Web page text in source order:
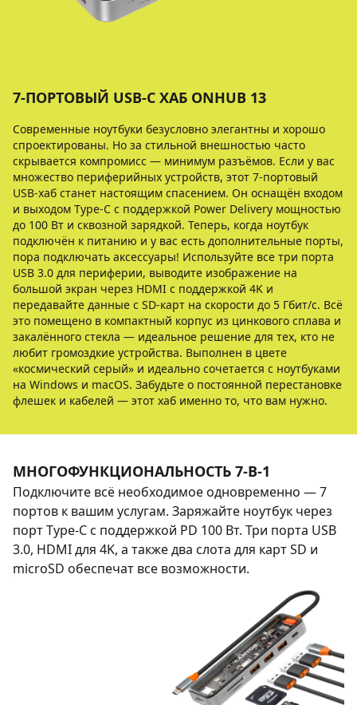
7-ПОРТОВЫЙ USB-C ХАБ ONHUB 13
Современные ноутбуки безусловно элегантны и хорошо
спроектированы. Но за стильной внешностью часто
скрывается компромисс — минимум разъёмов. Если у вас
множество периферийных устройств, этот 7-портовый
USB-хаб станет настоящим спасением. Он оснащён входом
и выходом Type-C с поддержкой Power Delivery мощностью
до 100 Вт и сквозной зарядкой. Теперь, когда ноутбук
подключён к питанию и у вас есть дополнительные порты,
пора подключать аксессуары! Используйте все три порта
USB 3.0 для периферии, выводите изображение на
большой экран через HDMI с поддержкой 4K и
передавайте данные с SD-карт на скорости до 5 Гбит/с. Всё
это помещено в компактный корпус из цинкового сплава и
закалённого стекла — идеальное решение для тех, кто не
любит громоздкие устройства. Выполнен в цвете
«космический серый» и идеально сочетается с ноутбуками
на Windows и macOS. Забудьте о постоянной перестановке
флешек и кабелей — этот хаб именно то, что вам нужно.
МНОГОФУНКЦИОНАЛЬНОСТЬ 7-В-1
Подключите всё необходимое одновременно — 7
портов к вашим услугам. Заряжайте ноутбук через
порт Type-C с поддержкой PD 100 Вт. Три порта USB
3.0, HDMI для 4K, а также два слота для карт SD и
microSD обеспечат все возможности.